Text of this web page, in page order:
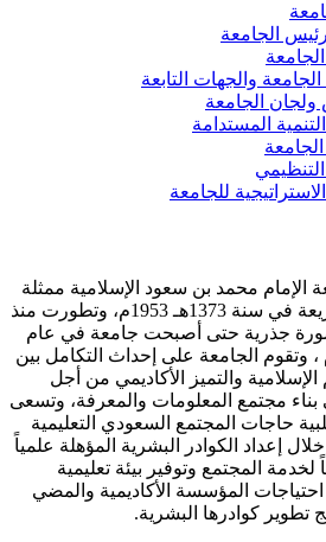
الجامعة
والجهات التابعة
الجامعة
المستدامة
التنظيمي
للجامعة
محمد بن سعود الإسلامية ممثلة
في كلية الشريعة في سنة 1373هـ 1953م، وتطورت منذ
جذرية حتى أصبحت جامعة في عام
- 1974م ، وتقوم الجامعة على إحداث التكامل بين
الإسلامية والتميز الأكاديمي من أجل
بناء مجتمع المعلومات والمعرفة، وتسعى
حاجات المجتمع السعودي التعليمية
إعداد الكوادر البشرية المؤهلة علمياً
لخدمة المجتمع وتوفير بيئة تعليمية
احتياجات المؤسسة الأكاديمية والمضي
تطوير كوادرها البشرية.